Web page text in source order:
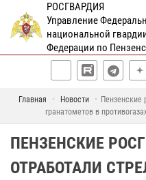
РОСГВАРДИЯ
Управление
национальной
Федерации по
Главная Новости
Пензенские
гранатометов в
ПЕНЗЕНСКИЕ
ОТРАБОТАЛИ